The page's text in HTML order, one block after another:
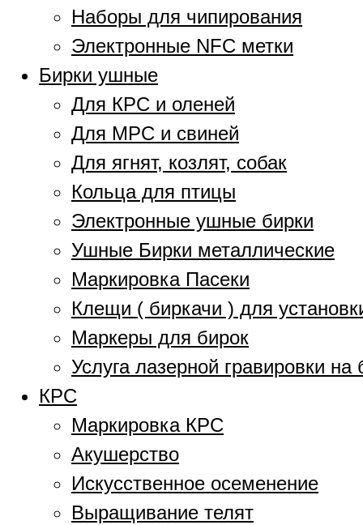
Наборы для чипирования
Электронные NFC метки
Бирки ушные
Для КРС и оленей
Для МРС и свиней
Для ягнят, козлят, собак
Кольца для птицы
Электронные ушные бирки
Ушные Бирки металлические
Маркировка Пасеки
Клещи ( биркачи ) для
Маркеры для бирок
Услуга лазерной гравировки на
КРС
Маркировка КРС
Акушерство
Искусственное осеменение
Выращивание телят